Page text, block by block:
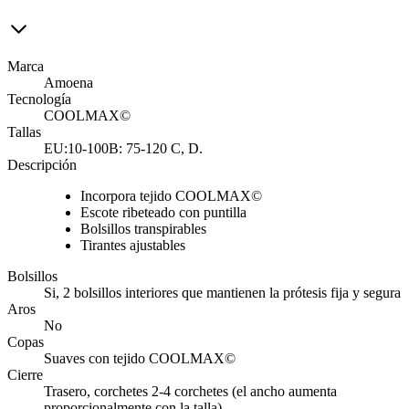
Marca
Amoena
Tecnología
COOLMAX©
Tallas
EU:10-100B: 75-120 C, D.
Descripción
Incorpora tejido COOLMAX©
Escote ribeteado con puntilla
Bolsillos transpirables
Tirantes ajustables
Bolsillos
Si, 2 bolsillos interiores que mantienen la prótesis fija y segura
Aros
No
Copas
Suaves con tejido COOLMAX©
Cierre
Trasero, corchetes 2-4 corchetes (el ancho aumenta